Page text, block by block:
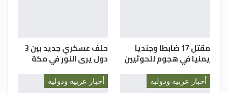
مقتل 17 ضابطا وجنديا
يمنيا في هجوم للحوثيين
حلف عسكري جديد بين 3
دول يرى النور في مكة
أخبار عربية ودولية أخبار عربية ودولية